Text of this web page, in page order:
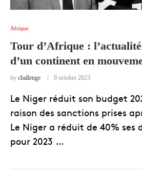
Afrique
Tour d’Afrique :
d’un continent en
by challenge 9 octobre 2023
Le Niger réduit son budget
raison des sanctions prises
Le Niger a réduit de 40% ses
pour 2023 …